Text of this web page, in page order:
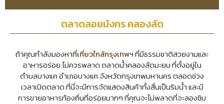
ตลาดลอยมังกร คลองลัด
ถ้าคุณกำลังมองหาที่เที่ยวใกล้กรุงเทพฯ ที่มีธรรมชาติสวยงามและ
อาหารอร่อย ไม่ควรพลาด ตลาดน้ำคลองลัดมะยม ที่ตั้งอยู่ใน
ตำบลบางแค อำเภอบางแค จังหวัดกรุงเทพมหานคร ตลอดช่วง
เวลาเปิดตลาด ที่นี่จะมีการจัดแสดงสินค้าทั้งสิ้นเป็นริมน้ำ และมี
การขายอาหารท้องถิ่นที่อร่อยมากๆ ที่คุณจะไม่พลาดที่จะลองชิม